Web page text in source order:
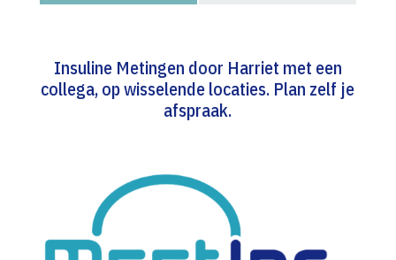
Insuline Metingen door Harriet met een
collega, op wisselende locaties. Plan zelf je
afspraak.